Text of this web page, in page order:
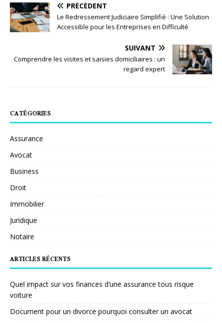
PRÉCÉDENT
Le Redressement Judiciaire Simplifié : Une Solution
Accessible pour les Entreprises en Difficulté
SUIVANT
Comprendre les visites et saisies domiciliaires : un
regard expert
CATÉGORIES
Assurance
Avocat
Business
Droit
Immobilier
Juridique
Notaire
ARTICLES RÉCENTS
Quel impact sur vos finances d’une assurance tous risque
voiture
Document pour un divorce pourquoi consulter un avocat